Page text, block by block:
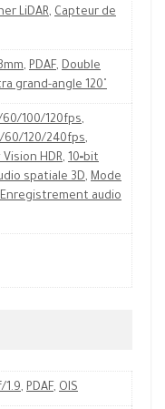
LiDAR, Capteur de
, PDAF, Double
grand-angle 120˚
60/100/120fps,
60/120/240fps,
HDR, 10‑bit
spatiale 3D, Mode
Enregistrement audio
1.9, PDAF, OIS